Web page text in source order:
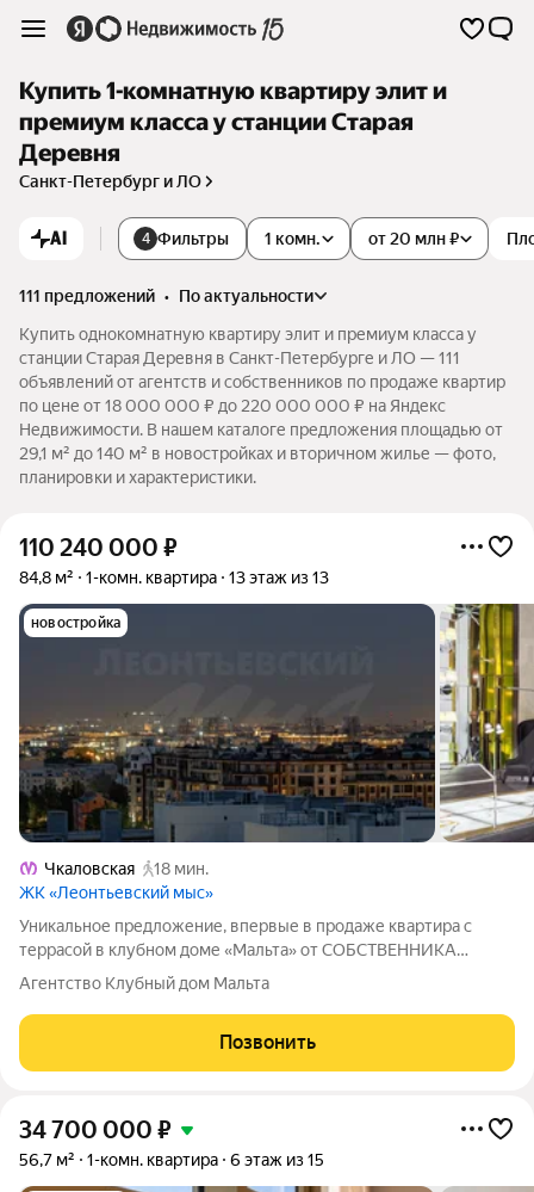
Купить 1-комнатную квартиру элит и
премиум класса у станции Старая
Деревня
Санкт-Петербург и ЛО
AI 4 Фильтры 1 комн. от 20 млн ₽
111 предложений •
по актуальности
Купить однокомнатную квартиру элит и премиум класса у
станции Старая Деревня в Санкт-Петербурге и ЛО — 111
объявлений от агентств и собственников по продаже квартир
по цене от 18 000 000 ₽ до 220 000 000 ₽ на Яндекс
Недвижимости. В нашем каталоге предложения площадью от
29,1 м² до 140 м² в новостройках и вторичном жилье — фото,
планировки и характеристики.
110 240 000 ₽
84,8 м² 1-комн. квартира 13 этаж из 13
новостройка
Чкаловская
18 мин.
ЖК «Леонтьевский мыс»
Уникальное предложение, впервые в продаже квартира с
террасой в клубном доме «Мальта» от СОБСТВЕННИКА
площадью 84,8 кв.м 13 этаж, вид на р. Ждановку и внутренний
клубном доме «Мальта»
Агентство Клубный дом Мальта
Позвонить
34 700 000 ₽
56,7 м² 1-комн. квартира 6 этаж из 15